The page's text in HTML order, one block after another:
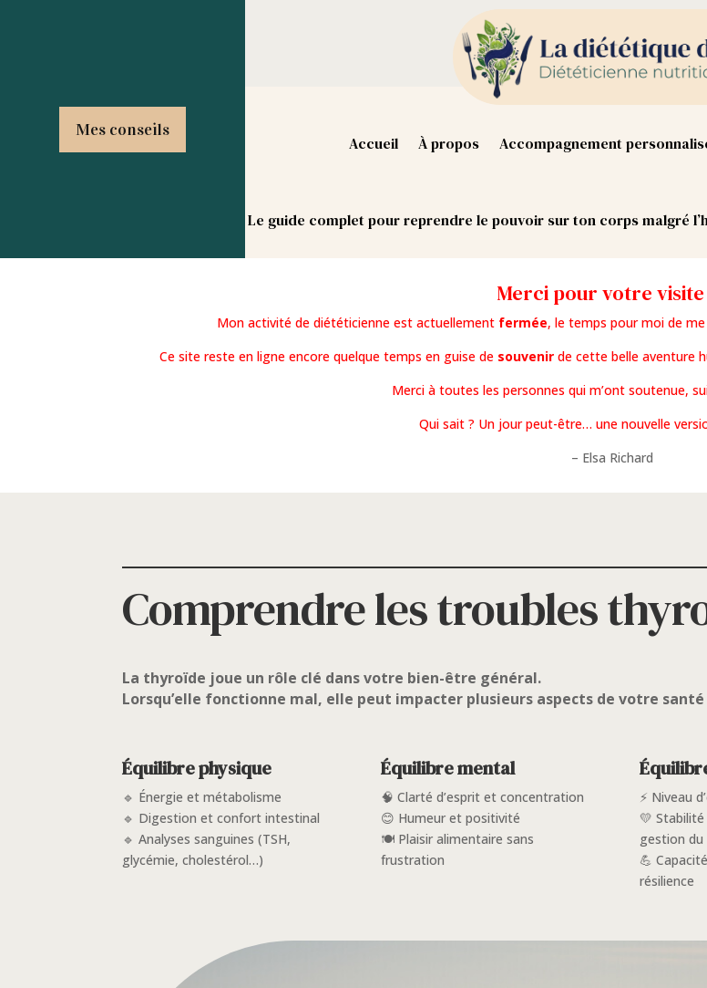
Mes conseils
Accueil À propos Accompagnement
Le guide complet pour reprendre le pouvoir sur ton corps malgré
Merci pour votre visite
Mon activité de diététicienne est actuellement fermée, le temps pour moi de
Ce site reste en ligne encore quelque temps en guise de souvenirde cette belle aventure
Merci à toutes les personnes qui m’ont soutenue,
Qui sait ? Un jour peut-être… une nouvelle
– Elsa Richard
Comprendre les troubles
La thyroïde joue un rôle clé dans votre bien-être général.
Lorsqu’elle fonctionne mal, elle peut impacter plusieurs aspects de votre santé
Équilibre physique
🔹 Énergie et métabolisme
🔹 Digestion et confort intestinal
🔹 Analyses sanguines (TSH,
glycémie, cholestérol…)
Équilibre mental
🧠 Clarté d’esprit et concentration
😊 Humeur et positivité
🍽️ Plaisir alimentaire sans
frustration
⚡ Niveau
💛
gestion du
💪
résilience